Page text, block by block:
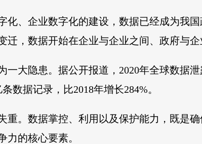
化、企业数字化的建设，数据已经成为我
迁，数据开始在企业与企业之间、政府与
一大隐患。据公开报道，2020年全球数据
数据记录，比2018年增长284%。
重。数据掌控、利用以及保护能力，既是
力的核心要素。